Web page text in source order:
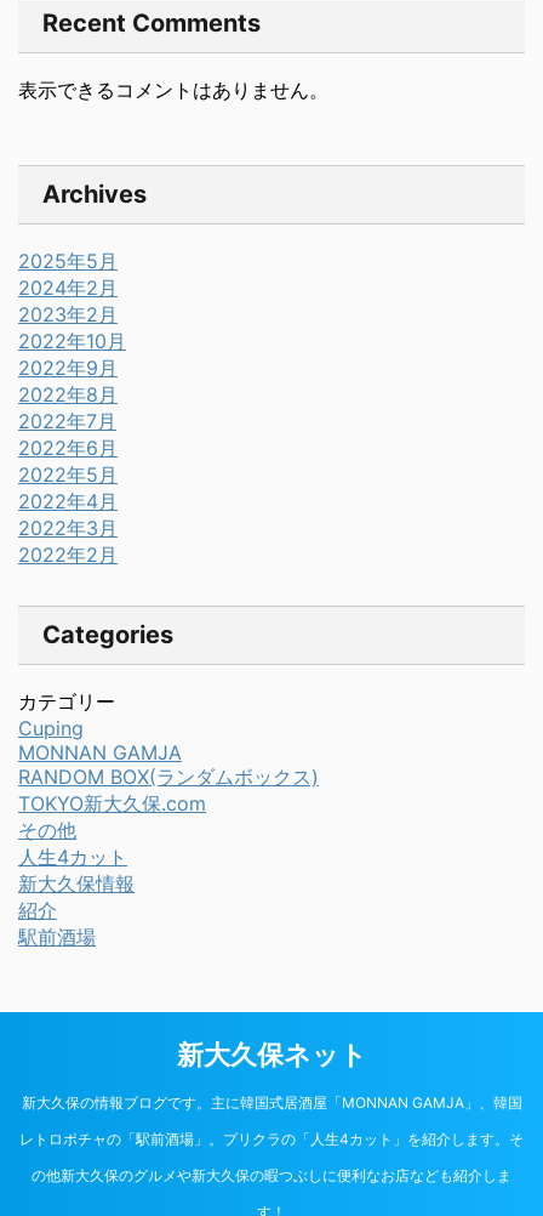
Recent Comments
表示できるコメントはありません。
Archives
2025年5月
2024年2月
2023年2月
2022年10月
2022年9月
2022年8月
2022年7月
2022年6月
2022年5月
2022年4月
2022年3月
2022年2月
Categories
カテゴリー
Cuping
MONNAN GAMJA
RANDOM BOX(ランダムボックス)
TOKYO新大久保.com
その他
人生4カット
新大久保情報
紹介
駅前酒場
新大久保ネット
新大久保の情報ブログです。主に韓国式居酒屋「MONNAN GAMJA」、韓国
レトロポチャの「駅前酒場」。プリクラの「人生4カット」を紹介します。そ
の他新大久保のグルメや新大久保の暇つぶしに便利なお店なども紹介しま
す！